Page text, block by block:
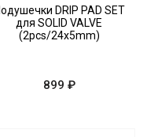
DRIP PAD SET
для SOLID VALVE
(2pcs/24x5mm)
899 ₽